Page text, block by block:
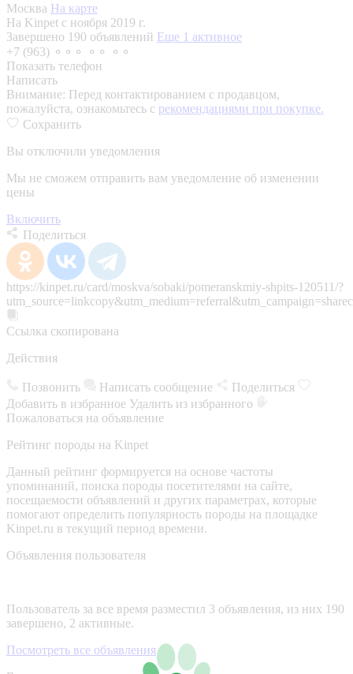
Москва На карте
На Kinpet c ноября 2019 г.
Завершено 190 объявлений Еще 1 активное
+7 (963) ⚬⚬⚬ ⚬⚬ ⚬⚬
Показать телефон
Написать
Внимание: Перед контактированием с продавцом,
пожалуйста, ознакомьтесь с рекомендациями при покупке.
Сохранить
Вы отключили уведомления
Мы не сможем отправить вам уведомление об изменении
цены
Включить
Поделиться
https://kinpet.ru/card/moskva/sobaki/pomeranskmiy-shpits-120511/?
Ссылка скопирована
Действия
Позвонить Написать сообщение
Поделиться
Добавить в избранное Удалить из избранного
Пожаловаться на объявление
Рейтинг породы на Kinpet
Данный рейтинг формируется на основе частоты
упоминаний, поиска породы посетителями на сайте,
посещаемости объявлений и других параметрах, которые
помогают определить популярность породы на площадке
Kinpet.ru в текущий период времени.
Объявления пользователя
Пользователь за все время разместил 3 объявления, из них 190
завершено, 2 активные.
Посмотреть все объявления